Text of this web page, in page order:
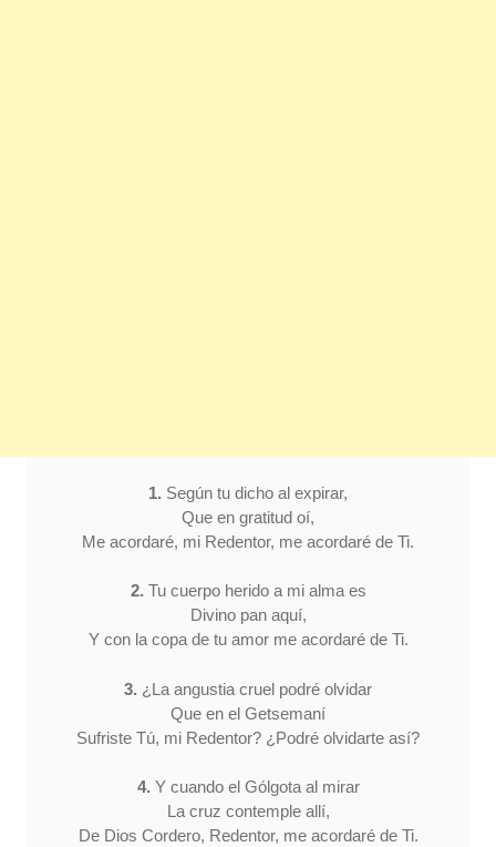
1. Según tu dicho al expirar,
Que en gratitud oí,
Me acordaré, mi Redentor, me acordaré de Ti.
2. Tu cuerpo herido a mi alma es
Divino pan aquí,
Y con la copa de tu amor me acordaré de Ti.
3. ¿La angustia cruel podré olvidar
Que en el Getsemaní
Sufriste Tú, mi Redentor? ¿Podré olvidarte así?
4. Y cuando el Gólgota al mirar
La cruz contemple allí,
De Dios Cordero, Redentor, me acordaré de Ti.